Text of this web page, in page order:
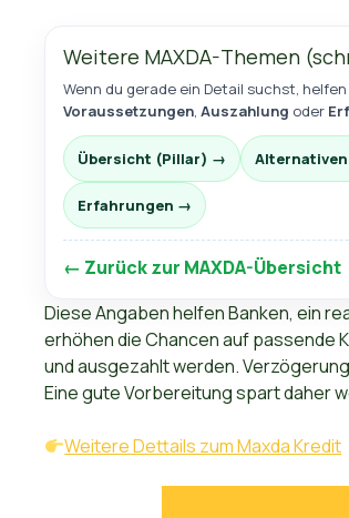
Weitere MAXDA-Themen
Wenn du gerade ein Detail suchst,
Voraussetzungen, Auszahlung oder
Übersicht (Pillar) →
Erfahrungen →
← Zurück zur MAXDA-Übersicht
Diese Angaben helfen Banken, ein
erhöhen die Chancen auf passende
und ausgezahlt werden.
Eine gute Vorbereitung spart daher
Weitere Dettails zum Maxda Kredit